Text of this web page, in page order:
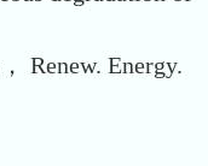
Renew. Energy.